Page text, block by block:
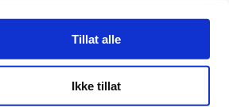
Tillat alle
Ikke tillat
Foreningen Norske Låsesmeder